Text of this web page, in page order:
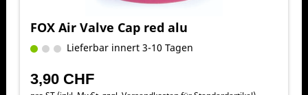
FOX Air Valve Cap red alu
Lieferbar innert 3-10 Tagen
3,90 CHF